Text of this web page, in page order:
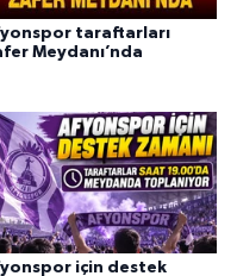
taraftarları
Meydanı’nda
için destek